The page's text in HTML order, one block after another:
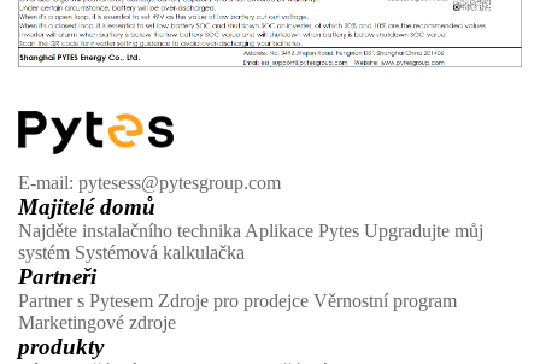
E-mail: pytesess@pytesgroup.com
Majitelé domů
Najděte instalačního technika Aplikace Pytes Upgradujte můj
systém Systémová kalkulačka
Partneři
Partner s Pytesem Zdroje pro prodejce Věrnostní program
Marketingové zdroje
produkty